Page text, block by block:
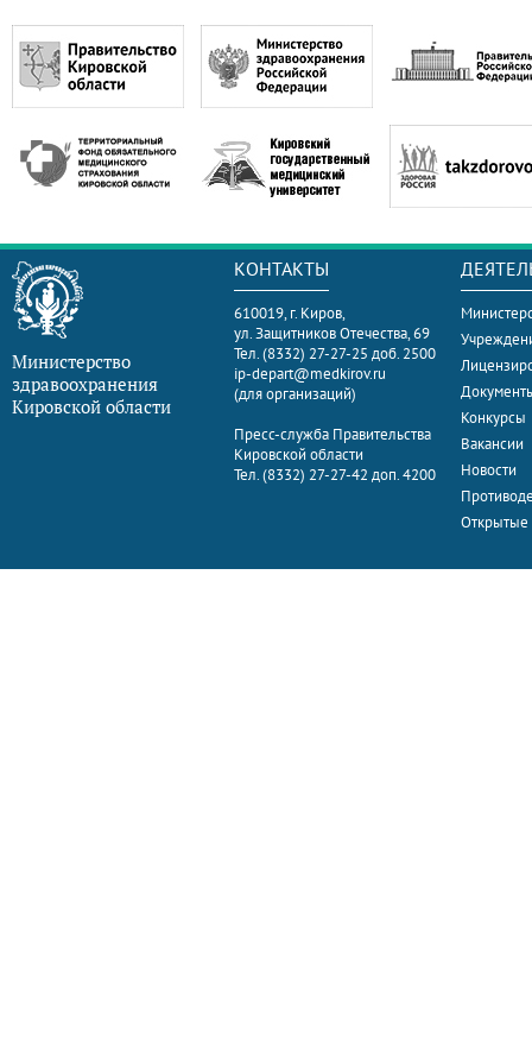
Министерство
здравоохранения
Кировской области
КОНТАКТЫ
610019, г. Киров,
ул. Защитников Отечества, 69
Тел. (8332) 27-27-25 доб. 2500
ip-depart@medkirov.ru
(для организаций)
Пресс-служба Правительства
Кировской области
Тел. (8332) 27-27-42 доп. 4200
Конкурсы
Вакансии
Новости